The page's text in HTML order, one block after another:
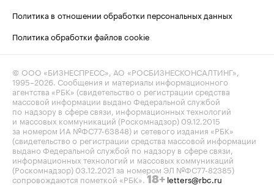
Политика в отношении обработки персональных данных
Политика обработки файлов cookie
© ООО «БИЗНЕСПРЕСС», АО «РОСБИЗНЕСКОНСАЛТИНГ»,
1995–2026. Сообщения и материалы информационного
агентства «РБК» (свидетельство о регистрации средства
массовой информации выдано Федеральной службой
по надзору в сфере связи, информационных технологий
и массовых коммуникаций (Роскомнадзор) 09.12.2015
за номером ИА №ФС77-63848) и сетевого издания «РБК»
(свидетельство о регистрации средства массовой информации
выдано Федеральной службой по надзору в сфере связи,
информационных технологий и массовых коммуникаций
(Роскомнадзор) 03.12.2021 за номером ЭЛ №ФС77-82385)
сопровождаются пометкой «РБК». 18+ letters@rbc.ru